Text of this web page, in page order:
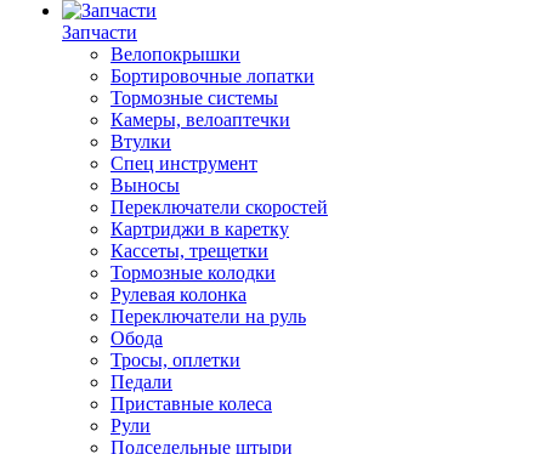
Запчасти
Велопокрышки
Бортировочные лопатки
Тормозные системы
Камеры, велоаптечки
Втулки
Спец инструмент
Выносы
Переключатели скоростей
Картриджи в каретку
Кассеты, трещетки
Тормозные колодки
Рулевая колонка
Переключатели на руль
Обода
Тросы, оплетки
Педали
Приставные колеса
Рули
Подседельные штыри